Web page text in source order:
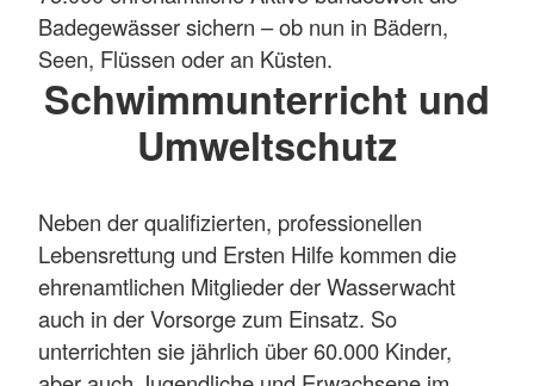
Badegewässer sichern – ob nun in Bädern,
Seen, Flüssen oder an Küsten.
Schwimmunterricht und
Umweltschutz
Neben der qualifizierten, professionellen
Lebensrettung und Ersten Hilfe kommen die
ehrenamtlichen Mitglieder der Wasserwacht
auch in der Vorsorge zum Einsatz. So
unterrichten sie jährlich über 60.000 Kinder,